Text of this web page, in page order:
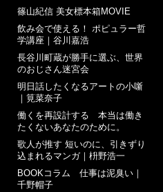
篠山紀信 美女標本箱MOVIE
飲み会で使える！ ポピュラー哲
学講座｜谷川嘉浩
長谷川町蔵が勝手に選ぶ、世界
のおじさん迷宮会
明日話したくなるアートの小噺
｜筧菜奈子
働くを再設計する 本当は働き
たくないあなたのために。
歌人が推す 短いのに、引きずり
込まれるマンガ｜枡野浩一
BOOKコラム 仕事は泥臭い｜
千野帽子